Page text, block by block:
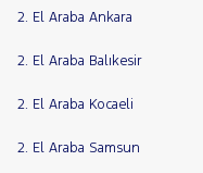
Jaecoo
JEEP
MAN
Cinsleri
Türü
2. El Araba Ankara
2. El Araba Balıkesir
2. El Araba Kocaeli
2. El Araba Samsun